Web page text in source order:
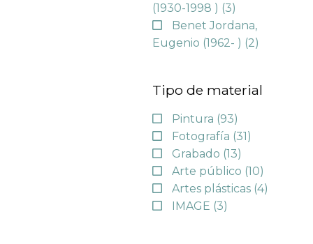
(1930-1998 ) (3)
Benet Jordana,
Eugenio (1962- ) (2)
Tipo de material
Pintura (93)
Fotografía (31)
Grabado (13)
Arte público (10)
Artes plásticas (4)
IMAGE (3)